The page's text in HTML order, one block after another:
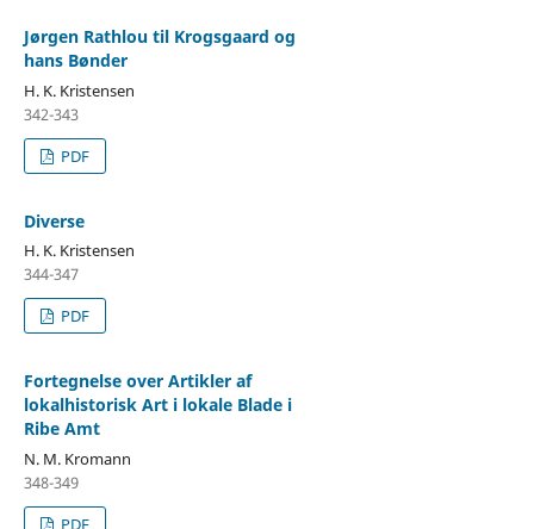
Jørgen Rathlou til Krogsgaard og
hans Bønder
H. K. Kristensen
342-343
PDF
Diverse
H. K. Kristensen
344-347
PDF
Fortegnelse over Artikler af
lokalhistorisk Art i lokale Blade i
Ribe Amt
N. M. Kromann
348-349